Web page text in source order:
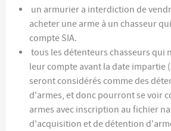
un armurier a interdiction de
acheter une arme à un chasseur
compte SIA.
tous les détenteurs chasseurs qui
leur compte avant la date impartie
seront considérés comme des
d'armes, et donc pourront se voir
armes avec inscription au fichier
d'acquisition et de détention